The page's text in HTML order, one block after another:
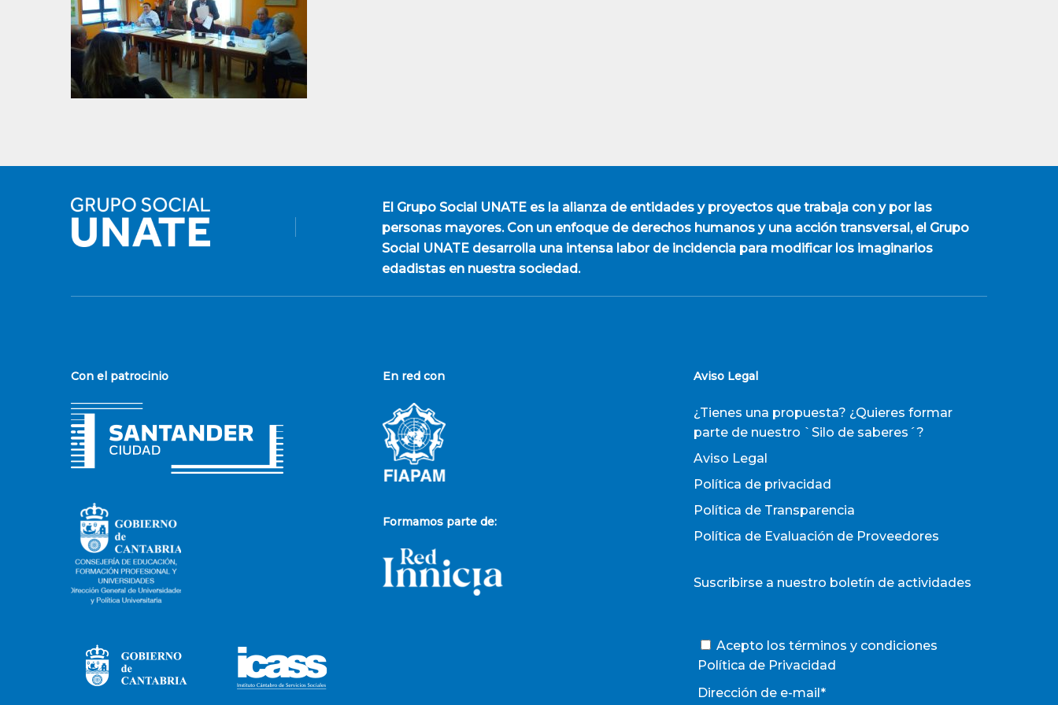
El Grupo Social UNATEes la alianza de entidades y proyectos que trabaja con y por las
personas mayores. Con un enfoque de derechos humanos y una acción transversal, el Grupo
Social UNATE desarrolla una intensa labor de incidencia para modificar los imaginarios
edadistas en nuestra sociedad.
Con el patrocinio En red con
Formamos parte de:
Aviso Legal
¿Tienes una propuesta? ¿Quieres formar
parte de nuestro `Silo de saberes´?
Aviso Legal
Política de privacidad
Política de Transparencia
Política de Evaluación de Proveedores
Suscribirse a nuestro boletín de actividades
Acepto los términos y condiciones
Política de Privacidad
Dirección de e-mail*